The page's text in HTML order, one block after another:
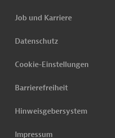
Job und Karriere
Datenschutz
Cookie-Einstellungen
Barrierefreiheit
Hinweisgebersystem
Impressum